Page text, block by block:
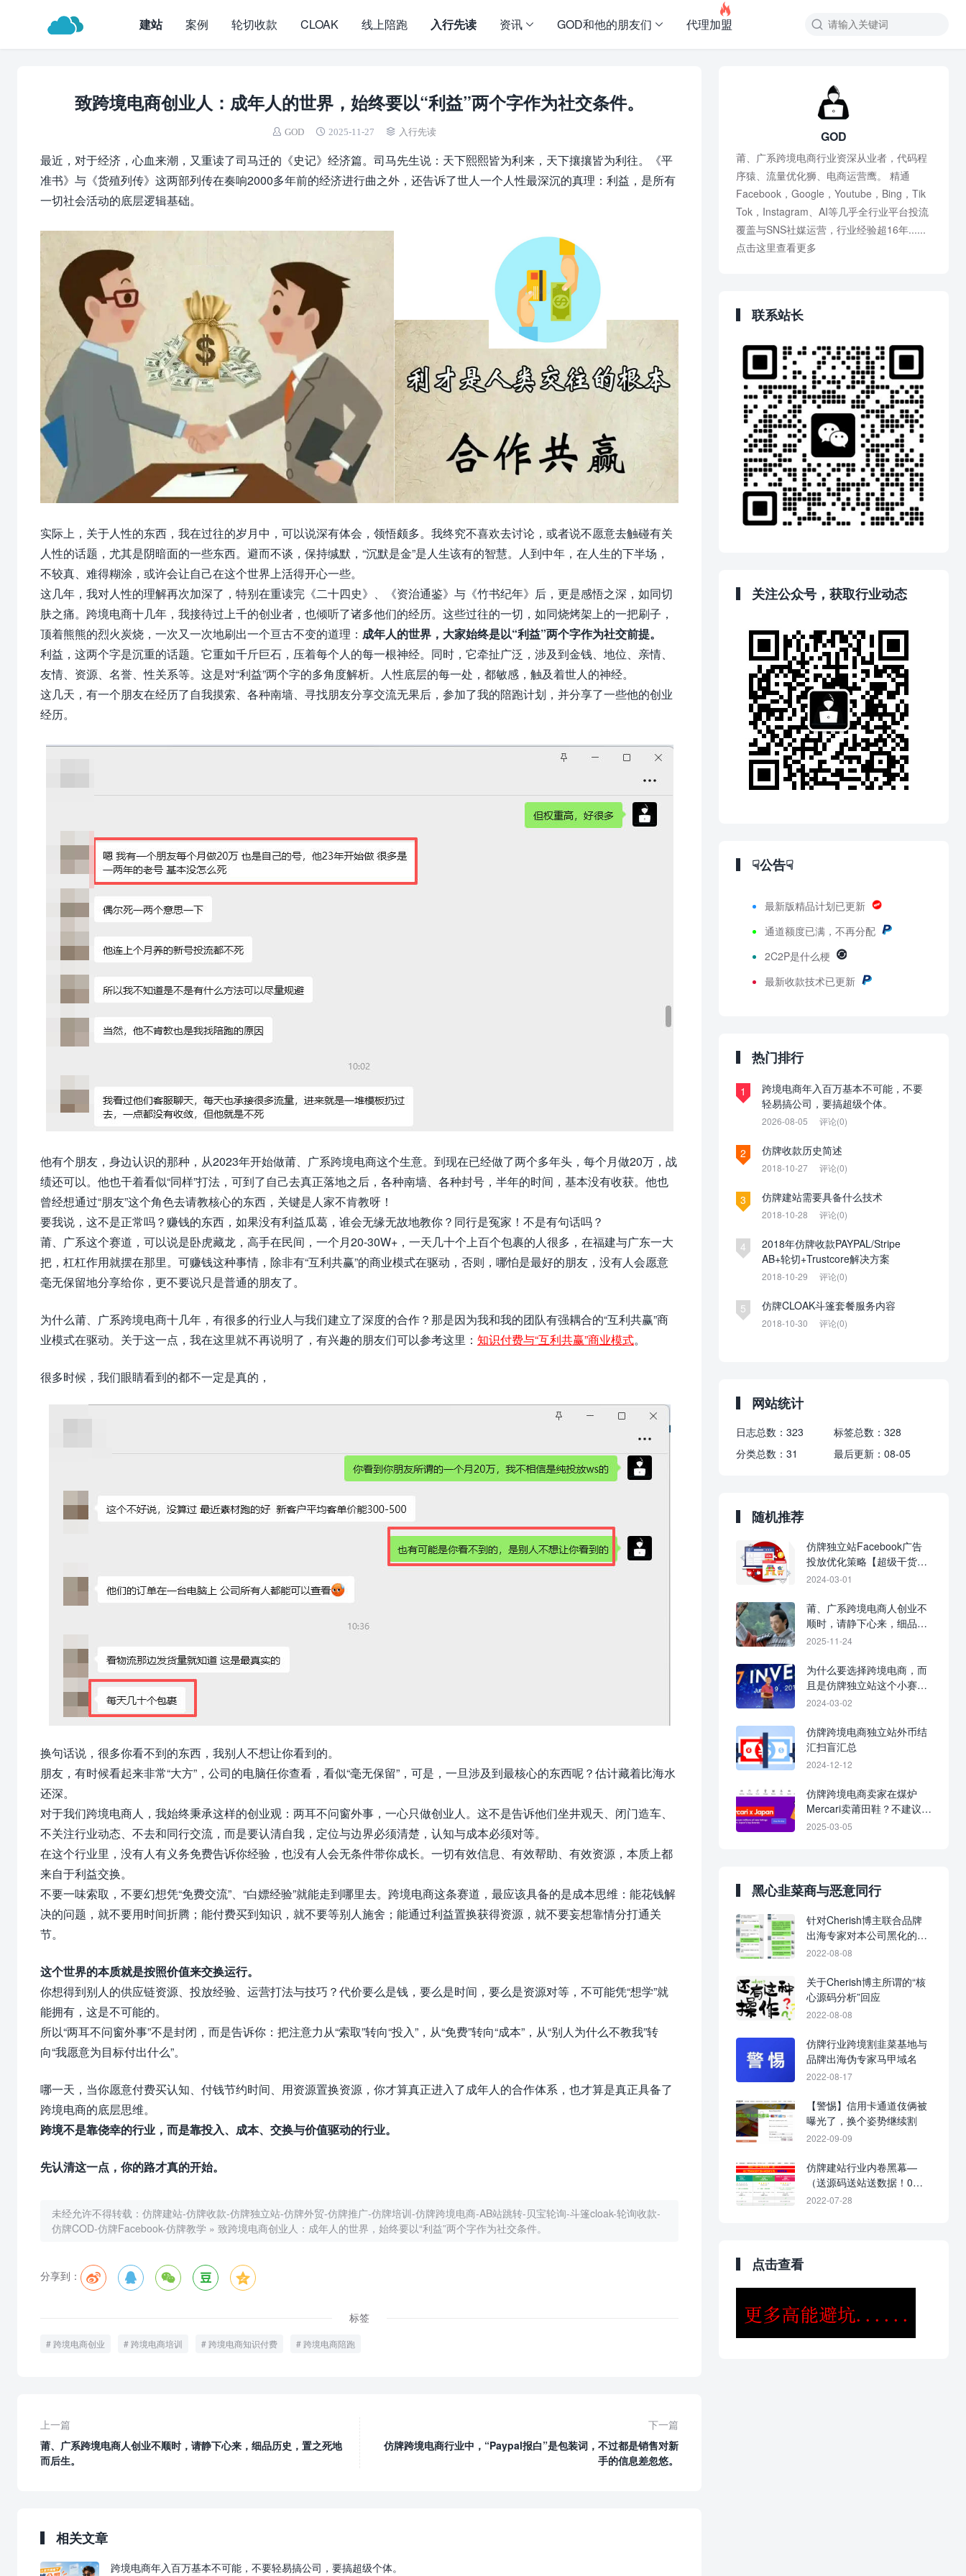
建站 案例 轮切收款 CLOAK 线上陪跑 入行先读 资讯 GOD和他的朋友们 代理加盟

致跨境电商创业人：成年人的世界，始终要以“利益”两个字作为社交条件。
GOD 2025-11-27 入行先读
最近，对于经济，心血来潮，又重读了司马迁的《史记》经济篇。司马先生说：天下熙熙皆为利来，天下攘攘皆为利往。
《平
准书》与《货殖列传》 这两部列传在奏响2000多年前的经济进行曲之外，还告诉了世人一个人性最深沉的真理：利益，是所有
一切社会活动的底层逻辑基础。
实际上，关于人性的东西，我在过往的岁月中，可以说深有体会，领悟颇多。我终究不喜欢去讨论，或者说不愿意去触碰有关
人性的话题，尤其是阴暗面的一些东西。避而不谈，保持缄默，“沉默是金”是人生该有的智慧。人到中年，在人生的下半场，
不较真、难得糊涂，或许会让自己在这个世界上活得开心一些。
这几年，我对人性的理解再次加深了，特别在重读完《二十四史》、《资治通鉴》与《竹书纪年》后，更是感悟之深，如同切
肤之痛。跨境电商十几年，我接待过上千的创业者，也倾听了诸多他们的经历。这些过往的一切，如同烧烤架上的一把刷子，
顶着熊熊的烈火炭烧，一次又一次地刷出一个亘古不变的道理： 成年人的世界，大家始终是以“利益”两个字作为社交前提。
利益，这两个字是沉重的话题。它重如千斤巨石，压着每个人的每一根神经。同时，它牵扯广泛，涉及到金钱、地位、亲情、
友情、资源、名誉、性关系等。这是对“利益”两个字的多角度解析。人性底层的每一处，都敏感，触及着世人的神经。
这几天，有一个朋友在经历了自我摸索、各种南墙、寻找朋友分享交流无果后，参加了我的陪跑计划，并分享了一些他的创业
经历。
他有个朋友，身边认识的那种， 从2023年开始做莆、广系跨境电商这个生意。到现在已经做了两个多年头， 每个月做20万，战
绩还可以。他也干着看似“同样”打法，可到了自己去真正落地之后，各种南墙、各种封号，半年的时间，基本没有收获。他也
曾经想通过“朋友”这个角色去请教核心的东西，关键是人家不肯教呀！
要我说，这不是正常吗？赚钱的东西，如果没有利益瓜葛，谁会无缘无故地教你？ 同行是冤家！ 不是有句话吗？
莆、广系这个赛道，可以说是卧虎藏龙，高手在民间，一个月20-30W+，一天几十个上百个包裹的人很多，在福建与广东一大
把，杠杠作用就摆在那里。可赚钱这种事情，除非有“互利共赢”的商业模式在驱动，否则，哪怕是最好的朋友，没有人会愿意
毫无保留地分享给你，更不要说只是普通的朋友了。
为什么莆、广系跨境电商十几年，有很多的行业人与我们建立了深度的合作？那是因为我和我的团队有强耦合的“互利共赢”商
业模式在驱动。关于这一点，我在这里就不再说明了，有兴趣的朋友们可以参考这里： 知识付费与“互利共赢”商业模式。
很多时候，我们眼睛看到的都不一定是真的，
换句话说，很多你看不到的东西，我别人不想让你看到的。
朋友，有时候看起来非常“大方”，公司的电脑任你查看，看似“毫无保留”，可是，一旦涉及到最核心的东西呢？估计藏着比海水
还深。
对于我们跨境电商人，我始终秉承这样的创业观：两耳不问窗外事，一心只做创业人。这不是告诉他们坐井观天、闭门造车、
不关注行业动态、不去和同行交流，而是要认清自我， 定位与边界必须清楚，认知与成本必须对等。
在这个行业里，没有人有义务免费告诉你经验，也没有人会无条件带你成长。一切有效信息、有效帮助、有效资源，本质上都
来自于利益交换。
不要一味索取，不要幻想凭“免费交流”、“白嫖经验”就能走到哪里去。跨境电商这条赛道，最应该具备的是成本思维：能花钱解
决的问题，就不要用时间折腾；能付费买到知识，就不要等别人施舍；能通过利益置换获得资源，就不要妄想靠情分打通关
节。
这个世界的本质就是按照价值来交换运行。
你想得到别人的供应链资源、投放经验、运营打法与技巧？代价要么是钱，要么是时间，要么是资源对等，不可能凭“想学”就
能拥有，这是不可能的。
所以“两耳不问窗外事”不是封闭，而是告诉你：把注意力从“索取”转向“投入”，从“免费”转向“成本”，从“别人为什么不教我”转
向“我愿意为目标付出什么”。
哪一天，当你愿意付费买认知、付钱节约时间、用资源置换资源，你才算真正进入了成年人的合作体系，也才算是真正具备了
跨境电商的底层思维。
跨境不是靠侥幸的行业，而是靠投入、成本、交换与价值驱动的行业。
先认清这一点，你的路才真的开始。
未经允许不得转载： 仿牌建站-仿牌收款-仿牌独立站-仿牌外贸-仿牌推广-仿牌培训-仿牌跨境电商-AB站跳转-贝宝轮询-斗篷cloak-轮询收款-
仿牌COD-仿牌Facebook-仿牌教学 » 致跨境电商创业人：成年人的世界，始终要以“利益”两个字作为社交条件。
分享到：
标签
跨境电商创业 跨境电商培训 跨境电商知识付费 跨境电商陪跑
上一篇
莆、广系跨境电商人创业不顺时，请静下心来，细品历史，置之死地
而后生。
下一篇
仿牌跨境电商行业中，“Paypal报白”是包装词，不过都是销售对新
手的信息差忽悠。
相关文章
跨境电商年入百万基本不可能，不要轻易搞公司，要搞超级个体。
GOD
莆、广系跨境电商行业资深从业者，代码程
序猿、流量优化狮、电商运营鹰。 精通
Facebook，Google，Youtube，Bing，Tik
Tok，Instagram、AI等几乎全行业平台投流
覆盖与SNS社媒运营，行业经验超16年......
点击这里查看更多
联系站长
关注公众号，获取行业动态
☟公告☟
最新版精品计划已更新
通道额度已满，不再分配
2C2P是什么梗
最新收款技术已更新
热门排行
1
跨境电商年入百万基本不可能，不要
轻易搞公司，要搞超级个体。
2026-08-05 评论(0)
2 仿牌收款历史简述
2018-10-27 评论(0)
3 仿牌建站需要具备什么技术
2018-10-28 评论(0)
4
2018年仿牌收款PAYPAL/Stripe
AB+轮切+Trustcore解决方案
2018-10-29 评论(0)
5 仿牌CLOAK斗篷套餐服务内容
2018-10-30 评论(0)
网站统计
日志总数： 323 标签总数： 328
分类总数： 31 最后更新： 08-05
随机推荐
仿牌独立站Facebook广告
投放优化策略【超级干货，
强烈建议收藏】
2024-03-01
莆、广系跨境电商人创业不
顺时，请静下心来，细品历
史，置之死地而后生。
2025-11-24
为什么要选择跨境电商，而
且是仿牌独立站这个小赛
道？
2024-03-02
仿牌跨境电商独立站外币结
汇扫盲汇总
2024-12-12
仿牌跨境电商卖家在煤炉
Mercari卖莆田鞋？不建议！
风口已过，谨防被割。
2025-03-05
黑心韭菜商与恶意同行
针对Cherish博主联合品牌
出海专家对本公司黑化的战
争进展图
2022-08-08
关于Cherish博主所谓的“核
心源码分析”回应
2022-08-08
仿牌行业跨境割韭菜基地与
品牌出海伪专家马甲域名
2022-08-17
【警惕】信用卡通道伎俩被
曝光了，换个姿势继续割
2022-09-09
仿牌建站行业内卷黑幕—
（送源码送站送数据！0元
入行，建站不花钱！）
2022-07-28
点击查看